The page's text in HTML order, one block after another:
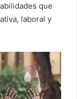
que
laboral y